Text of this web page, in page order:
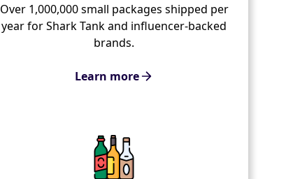
Over 1,000,000 small packages shipped per
year for Shark Tank and influencer-backed
brands.
Learn more